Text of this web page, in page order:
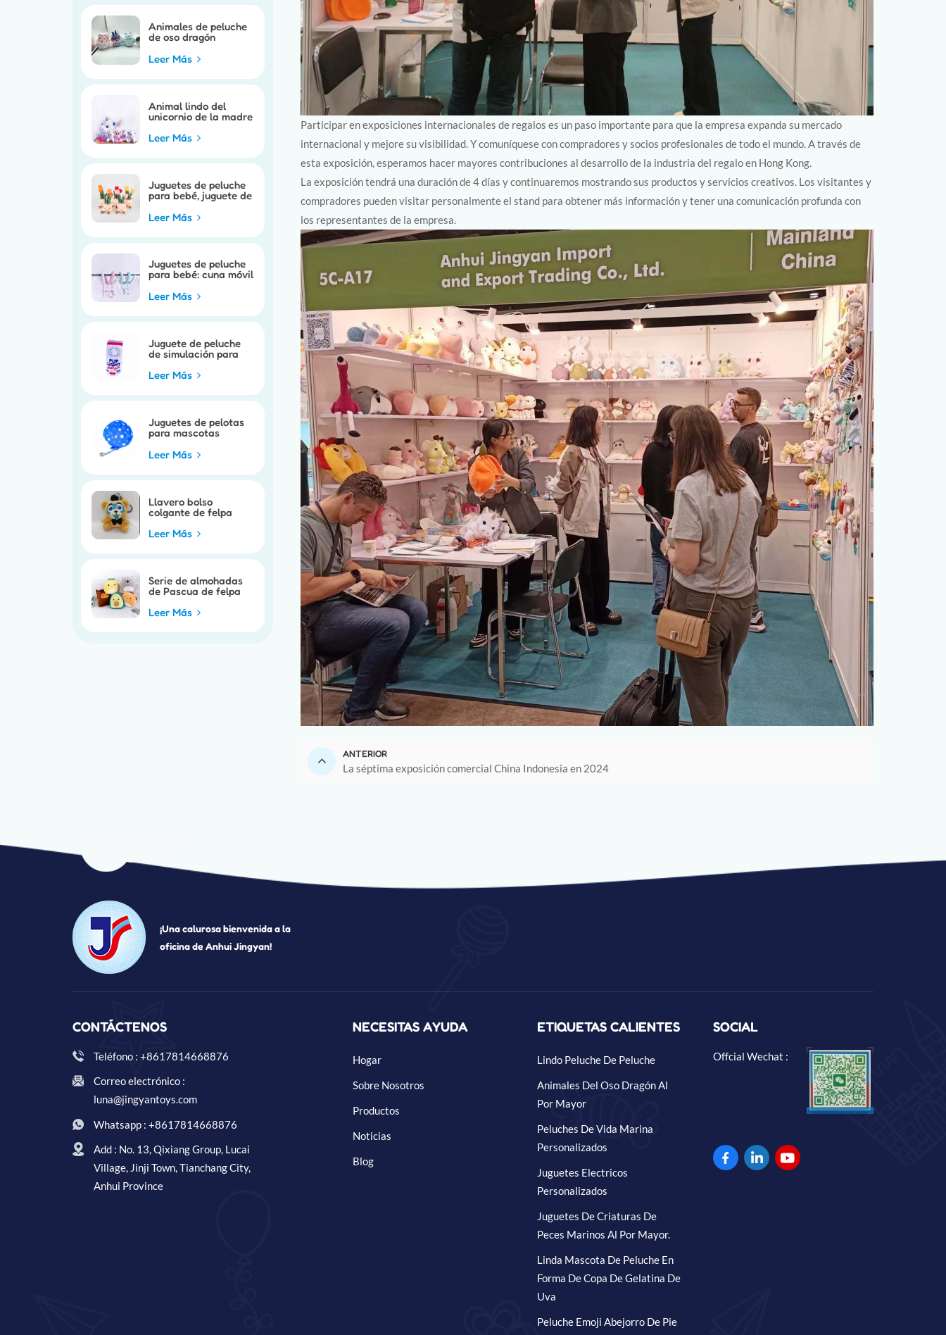
Animales de peluche
de oso dragón
Leer Más
Animal lindo del
unicornio de la madre
calientes
Leer Más
Juguetes de peluche
para bebé, juguete de
marioneta móvil para
cochecito de bebé
Leer Más
Juguetes de peluche
para bebé: cuna móvil
bonito para cuna de
Leer Más
Juguete de peluche
de simulación para
Leer Más
Juguetes de pelotas
para mascotas
Leer Más
Llavero bolso
colgante de felpa
personalizable
Leer Más
Serie de almohadas
de Pascua de felpa
Leer Más
Participar en exposiciones internacionales de regalos es un paso importante para que la empresa expanda su mercado
internacional y mejore su visibilidad. Y comuníquese con compradores y socios profesionales de todo el mundo. A través de
esta exposición, esperamos hacer mayores contribuciones al desarrollo de la industria del regalo en Hong Kong.
La exposición tendrá una duración de 4 días y continuaremos mostrando sus productos y servicios creativos. Los visitantes y
compradores pueden visitar personalmente el stand para obtener más información y tener una comunicación profunda con
los representantes de la empresa.
ANTERIOR
La séptima exposición comercial China Indonesia en 2024
¡Una calurosa bienvenida a la
oficina de Anhui Jingyan!
CONTÁCTENOS
Teléfono : +8617814668876
Correo electrónico :
luna@jingyantoys.com
Whatsapp : +8617814668876
Add : No. 13, Qixiang Group, Lucai
Village, Jinji Town, Tianchang City,
Anhui Province
NECESITAS AYUDA
Hogar
Sobre Nosotros
Productos
Noticias
Blog
ETIQUETAS CALIENTES
Lindo Peluche De Peluche
Animales Del Oso Dragón Al
Por Mayor
Peluches De Vida Marina
Personalizados
Juguetes Electricos
Personalizados
Juguetes De Criaturas De
Peces Marinos Al Por Mayor.
Linda Mascota De Peluche En
Forma De Copa De Gelatina De
Uva
Peluche Emoji Abejorro De Pie
SOCIAL
Offcial Wechat :